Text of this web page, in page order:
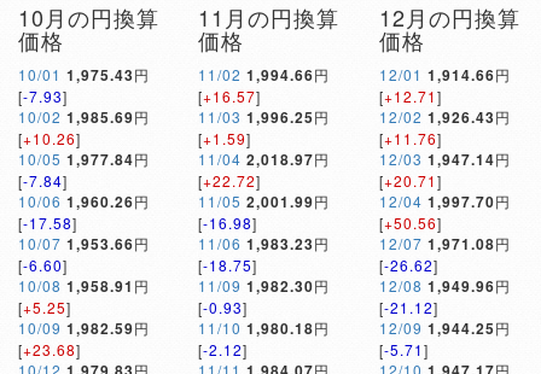
10月の円換算
価格
10/01 1,975.43円
[-7.93]
10/02 1,985.69円
[+10.26]
10/05 1,977.84円
[-7.84]
10/06 1,960.26円
[-17.58]
10/07 1,953.66円
[-6.60]
10/08 1,958.91 円
[+5.25]
10/09 1,982.59円
[+23.68]
10/12
円
11月の円換算
価格
11/02 1,994.66円
[+16.57]
11/03 1,996.25円
[+1.59]
11/04 2,018.97円
[+22.72]
11/05 2,001.99円
[-16.98]
11/06 1,983.23円
[-18.75]
11/09 1,982.30円
[-0.93]
11/10 1,980.18円
[-2.12]
11/11
円
12月の円換算
価格
12/01 1,914.66円
[+12.71]
12/02 1,926.43円
[+11.76]
12/03 1,947.14円
[+20.71]
12/04 1,997.70円
[+50.56]
12/07 1,971.08円
[-26.62]
12/08 1,949.96円
[-21.12]
12/09 1,944.25円
[-5.71]
12/10
円